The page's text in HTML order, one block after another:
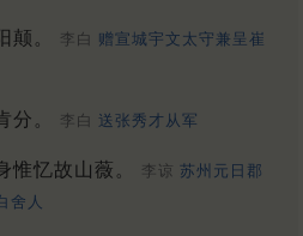
颠。 李白 赠宣城宇文太守兼呈崔
分。 李白 送张秀才从军
惟忆故山薇。 李谅 苏州元日郡
舍人